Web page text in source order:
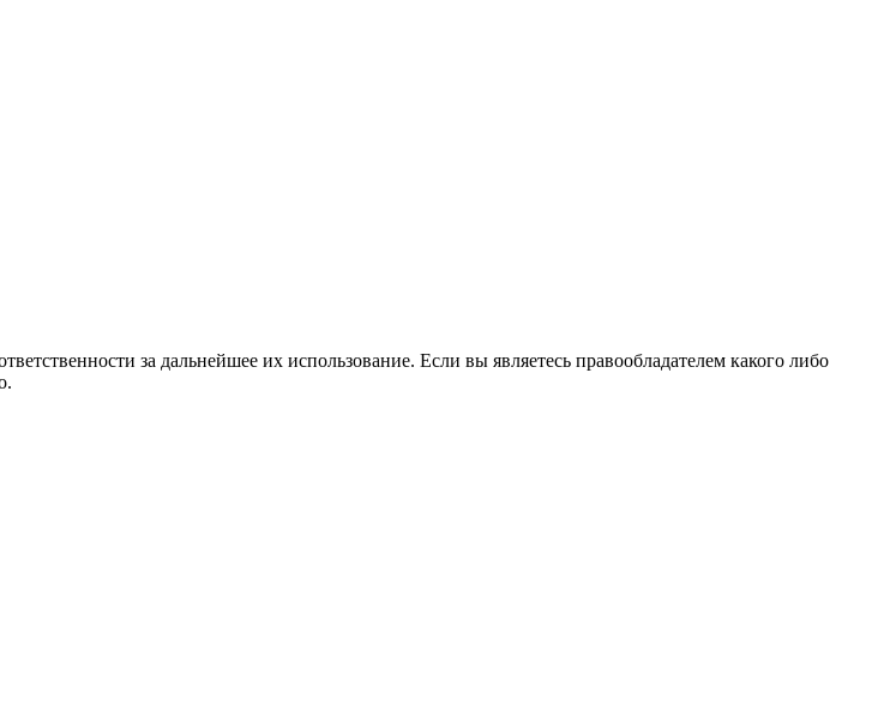
за дальнейшее их использование. Если вы являетесь правообладателем какого либо